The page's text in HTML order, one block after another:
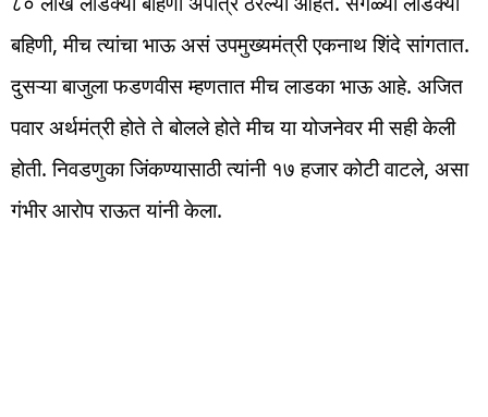
बहिणी, मीच त्यांचा भाऊ असं उपमुख्यमंत्री एकनाथ शिंदे सांगतात.
दुसऱ्या बाजुला फडणवीस म्हणतात मीच लाडका भाऊ आहे. अजित
पवार अर्थमंत्री होते ते बोलले होते मीच या योजनेवर मी सही केली
होती. निवडणुका जिंकण्यासाठी त्यांनी १७ हजार कोटी वाटले, असा
गंभीर आरोप राऊत यांनी केला.